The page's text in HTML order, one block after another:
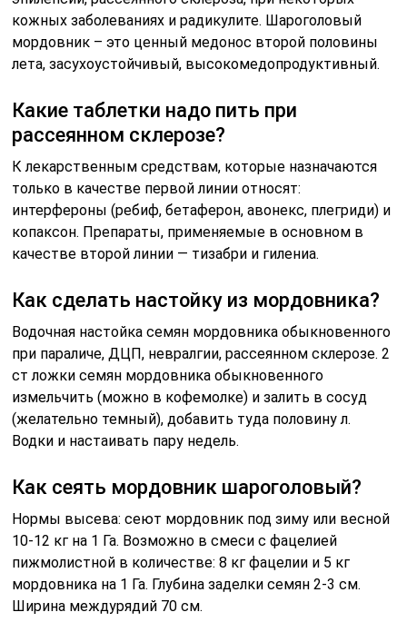
кожных заболеваниях и радикулите. Шароголовый
мордовник – это ценный медонос второй половины
лета, засухоустойчивый, высокомедопродуктивный.
Какие таблетки надо пить при
рассеянном склерозе?
К лекарственным средствам, которые назначаются
только в качестве первой линии относят:
интерфероны (ребиф, бетаферон, авонекс, плегриди) и
копаксон. Препараты, применяемые в основном в
качестве второй линии — тизабри и гилениа.
Как сделать настойку из мордовника?
Водочная настойка семян мордовника обыкновенного
при параличе, ДЦП, невралгии, рассеянном склерозе. 2
cт ложки семян мордовника обыкновенного
измельчить (можно в кофемолке) и залить в сосуд
(желательно темный), добавить туда половину л.
Водки и настаивать пару недель.
Как сеять мордовник шароголовый?
Нормы высева: сеют мордовник под зиму или весной
10-12 кг на 1 Га. Возможно в смеси с фацелией
пижмолистной в количестве: 8 кг фацелии и 5 кг
мордовника на 1 Га. Глубина заделки семян 2-3 см.
Ширина междурядий 70 см.